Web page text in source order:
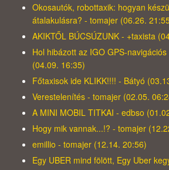
Okosautók, robottaxik: hogyan
átalakulásra? - tomajer (06.26.
AKIKTŐL BÚCSÚZUNK - +taxista
Hol hibázott az IGO GPS-
(04.09. 16:35)
Főtaxisok ide KLIKK!!!! - Bátyó
Verestelenítés - tomajer (02.05.
A MINI MOBIL TITKAI - edbso
Hogy mik vannak...!? - tomajer
emillio - tomajer (12.14. 20:56)
Egy UBER mind fölött, Egy Uber